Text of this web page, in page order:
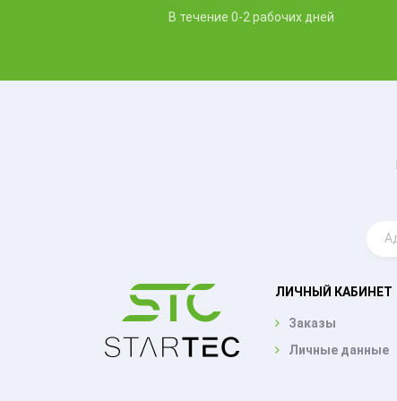
В течение 0-2 рабочих дней
ЛИЧНЫЙ КАБИНЕТ
Заказы
Личные данные